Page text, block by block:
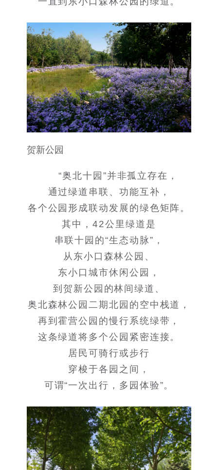
贺新公园
“奥北十园”并非孤立存在，
通过绿道串联、功能互补，
各个公园形成联动发展的绿色矩阵。
其中，42公里绿道是
串联十园的“生态动脉”，
从东小口森林公园、
东小口城市休闲公园，
到贺新公园的林间绿道、
奥北森林公园二期北园的空中栈道，
再到霍营公园的慢行系统绿带，
这条绿道将多个公园紧密连接。
居民可骑行或步行
穿梭于各园之间，
可谓“一次出行，多园体验”。